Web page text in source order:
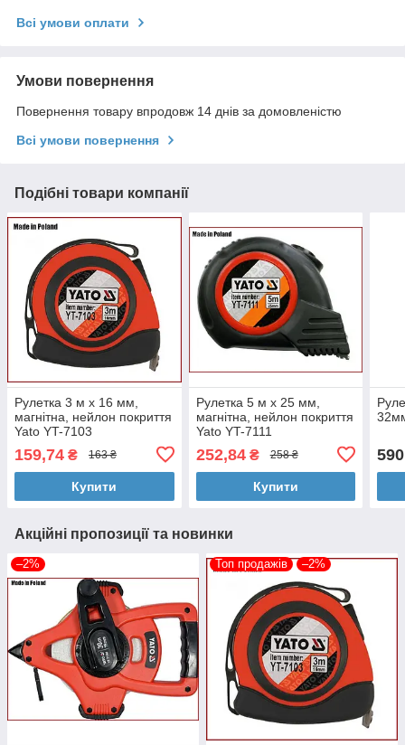
Всі умови оплати
Умови повернення
Повернення товару впродовж 14 днів за домовленістю
Всі умови повернення
Подібні товари компанії
Рулетка 3 м x 16 мм,
магнітна, нейлон покриття
Yato YT-7103
159,74 ₴ 163 ₴
Купити
Рулетка 5 м x 25 мм,
магнітна, нейлон покриття
Yato YT-7111
252,84₴ 258 ₴
Купити
590
Акційні пропозиції та новинки
–2% Топ продажів –2%